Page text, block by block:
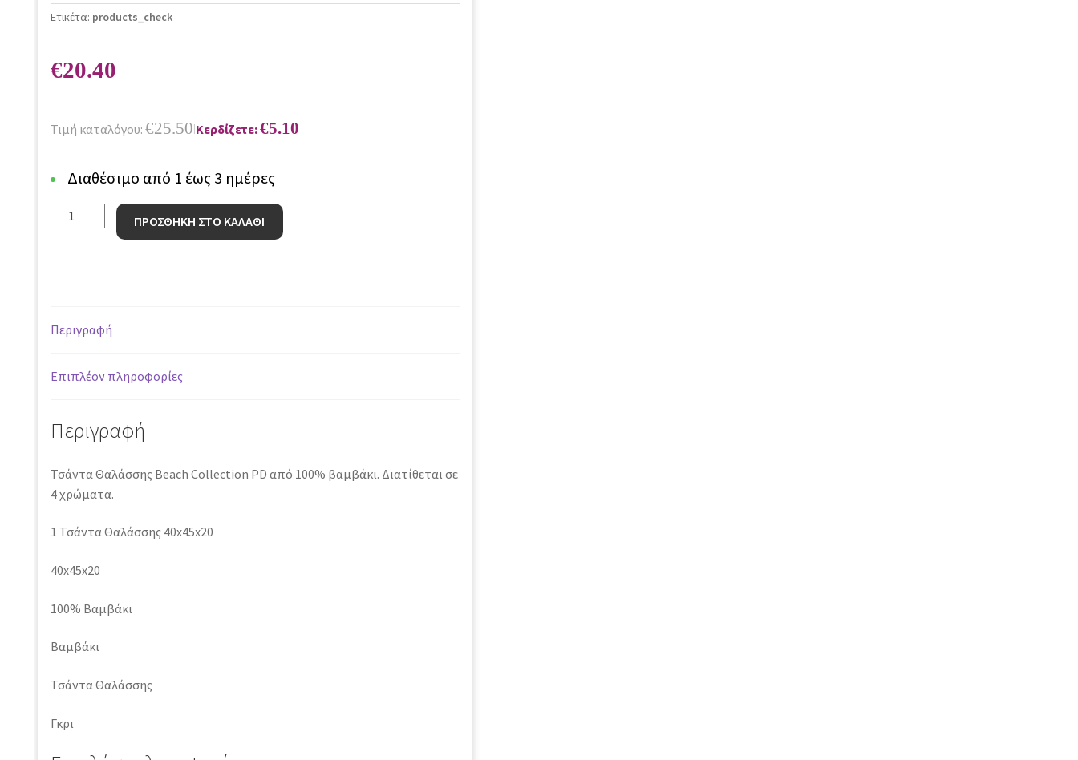
Ετικέτα: products_check
€20.40
Τιμή καταλόγου: €25.50|Κερδίζετε:€5.10
Διαθέσιμο από 1 έως 3 ημέρες
Τσάντα
Θαλάσσης
ποσότητα
ΠΡΟΣΘΗΚΗ ΣΤΟ ΚΑΛΑΘΙ
Περιγραφή
Επιπλέον πληροφορίες
Περιγραφή
Τσάντα Θαλάσσης Beach Collection PD από 100% βαμβάκι. Διατίθεται σε
4 χρώματα.
1 Τσάντα Θαλάσσης 40x45x20
40x45x20
100% Βαμβάκι
Βαμβάκι
Τσάντα Θαλάσσης
Γκρι